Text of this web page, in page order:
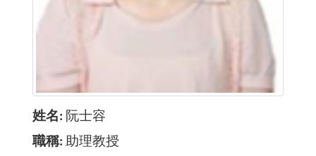
姓名
阮士容
職稱 助理教授